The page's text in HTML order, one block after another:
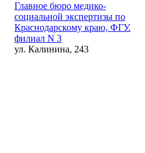
Главное бюро медико-
социальной экспертизы по
Краснодарскому краю, ФГУ.
филиал N 3
ул. Калинина, 243